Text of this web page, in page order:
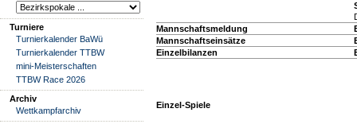
Turniere
Turnierkalender BaWü
Turnierkalender TTBW
mini-Meisterschaften
TTBW Race 2026
Archiv
Wettkampfarchiv
Mannschaftsmeldung
Mannschaftseinsätze
Einzelbilanzen
Einzel-Spiele